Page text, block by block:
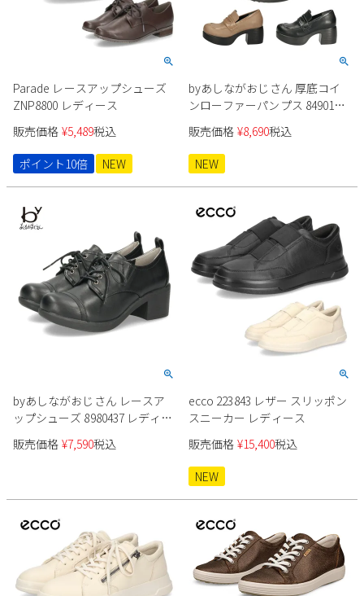
Parade レースアップシューズ
ZNP8800 レディース
販売価格 ¥5,489税込
ポイント10倍
NEW
byあしながおじさん 厚底コイ
ンローファーパンプス 8490119
レディース
販売価格 ¥8,690税込
NEW
byあしながおじさん レースア
ップシューズ 8980437 レディー
ス
販売価格 ¥7,590税込
ecco 223843 レザー スリッポン
スニーカー レディース
販売価格 ¥15,400税込
NEW